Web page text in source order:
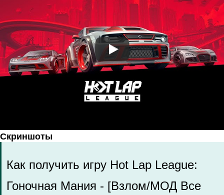
Скриншоты
Как получить игру Hot Lap League:
Гоночная Mания - [Взлом/МОД Все